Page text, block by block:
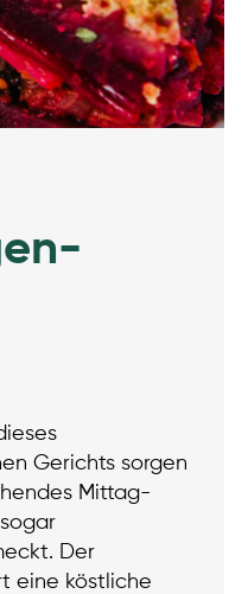
Gerichts sorgen
Mittag-
Der
eine köstliche